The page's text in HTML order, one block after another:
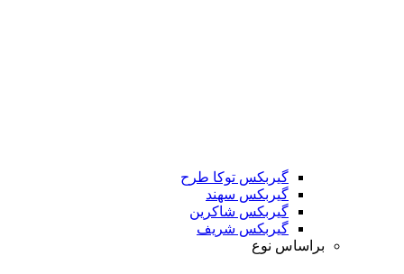
گیربکس توکا طرح
گیربکس سهند
گیربکس شاکرین
گیربکس شریف
براساس نوع